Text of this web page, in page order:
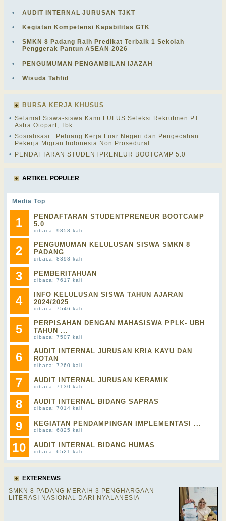
• AUDIT INTERNAL JURUSAN TJKT
• Kegiatan Kompetensi Kapabilitas GTK
•
SMKN 8 Padang Raih Predikat Terbaik 1 Sekolah
Penggerak Pantun ASEAN 2026
• PENGUMUMAN PENGAMBILAN IJAZAH
• Wisuda Tahfid
BURSA KERJA KHUSUS
• Selamat Siswa-siswa Kami LULUS Seleksi Rekrutmen PT.
Astra Otopart, Tbk
• Sosialisasi : Peluang Kerja Luar Negeri dan Pengecahan
Pekerja Migran Indonesia Non Prosedural
•
PENDAFTARAN STUDENTPRENEUR BOOTCAMP 5.0
ARTIKEL POPULER
Media Top
1
PENDAFTARAN STUDENTPRENEUR BOOTCAMP
5.0
dibaca: 9858 kali
2
PENGUMUMAN KELULUSAN SISWA SMKN 8
PADANG
dibaca: 8398 kali
3 PEMBERITAHUAN
dibaca: 7617 kali
4
INFO KELULUSAN SISWA TAHUN AJARAN
2024/2025
dibaca: 7546 kali
5
PERPISAHAN DENGAN MAHASISWA PPLK- UBH
TAHUN ...
dibaca: 7507 kali
6
AUDIT INTERNAL JURUSAN KRIA KAYU DAN
ROTAN
dibaca: 7260 kali
7 AUDIT INTERNAL JURUSAN KERAMIK
dibaca: 7130 kali
8 AUDIT INTERNAL BIDANG SAPRAS
dibaca: 7014 kali
9 KEGIATAN PENDAMPINGAN IMPLEMENTASI ...
dibaca: 6825 kali
10 AUDIT INTERNAL BIDANG HUMAS
dibaca: 6521 kali
EXTERNEWS
SMKN 8 PADANG MERAIH 3 PENGHARGAAN
LITERASI NASIONAL DARI NYALANESIA